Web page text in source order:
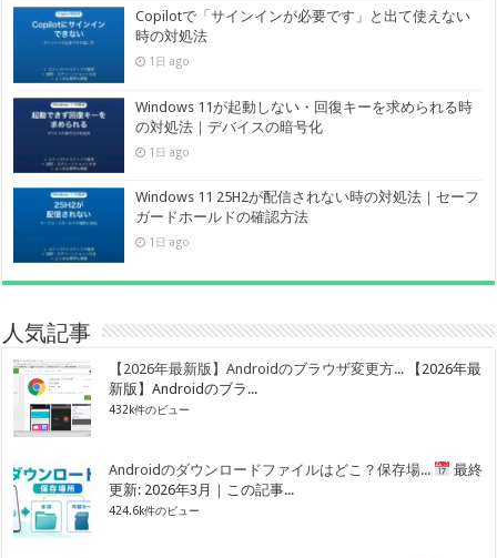
Copilotで「サインインが必要です」と出て使えない
時の対処法
1日 ago
Windows 11が起動しない・回復キーを求められる時
の対処法｜デバイスの暗号化
1日 ago
Windows 11 25H2が配信されない時の対処法｜セーフ
ガードホールドの確認方法
1日 ago
人気記事
【2026年最新版】Androidのブラウザ変更方...
【2026年最
新版】Androidのブラ...
432k件のビュー
Androidのダウンロードファイルはどこ？保存場...
最終
更新: 2026年3月｜この記事...
424.6k件のビュー